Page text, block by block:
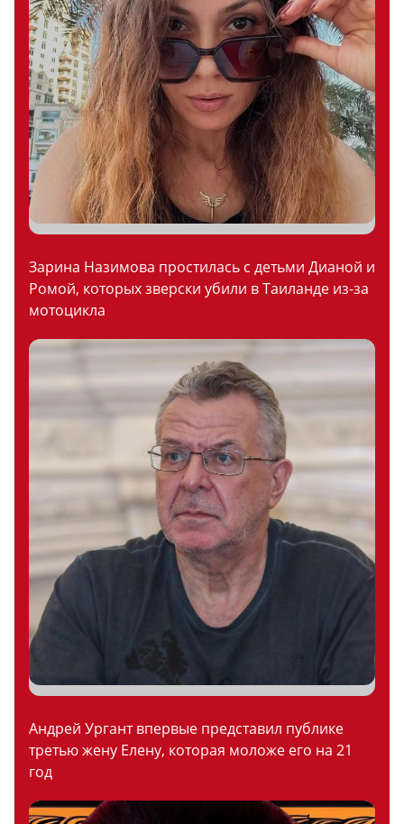
Зарина Назимова простилась с детьми Дианой и
Ромой, которых зверски убили в Таиланде из-за
мотоцикла
Андрей Ургант впервые представил публике
третью жену Елену, которая моложе его на 21
год